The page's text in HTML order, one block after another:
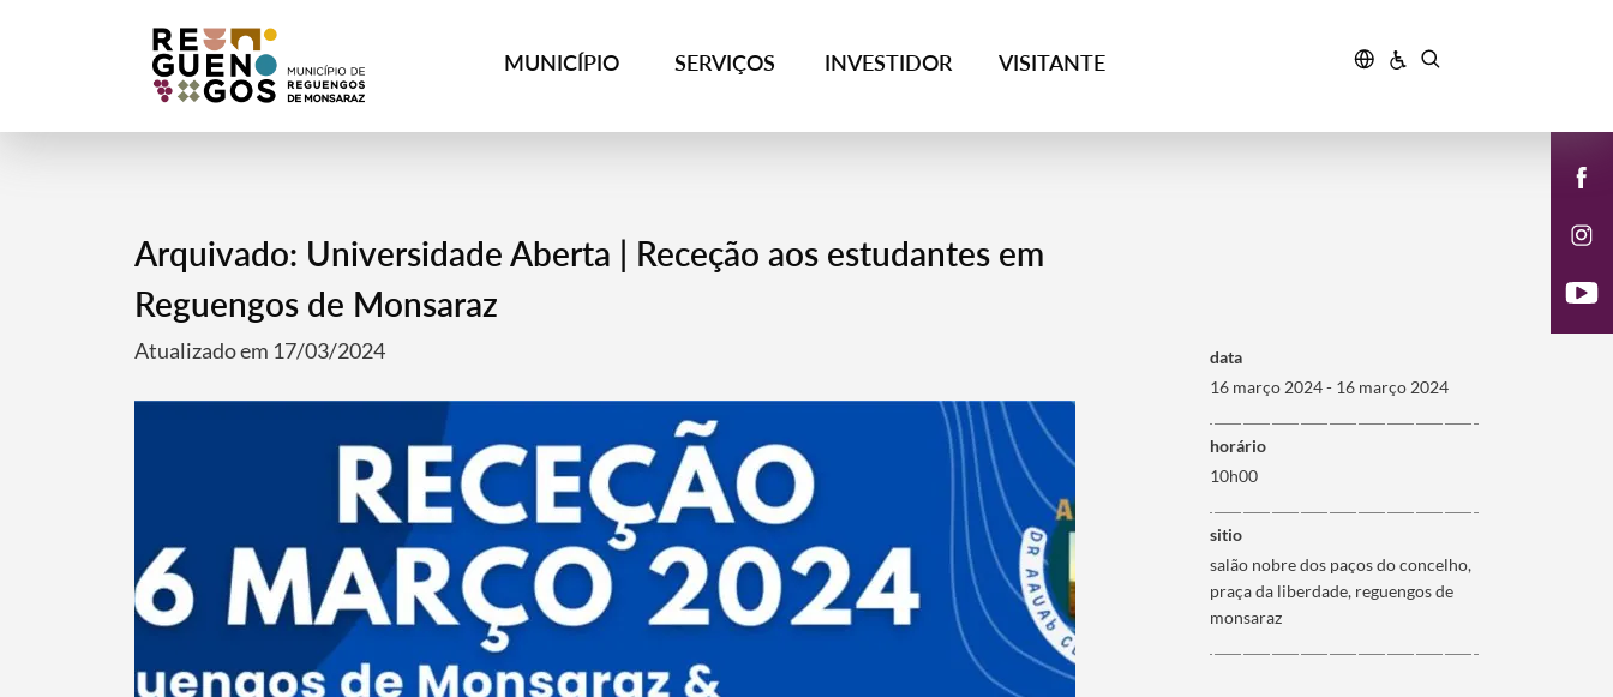
MUNICÍPIO SERVIÇOS INVESTIDOR VISITANTE
Arquivado: Universidade Aberta | Receção aos estudantes em
Reguengos de Monsaraz
Atualizado em 17/03/2024
data
16 março 2024 - 16 março 2024
horário
10h00
sitio
salão nobre dos paços do concelho,
praça da liberdade, reguengos de
monsaraz